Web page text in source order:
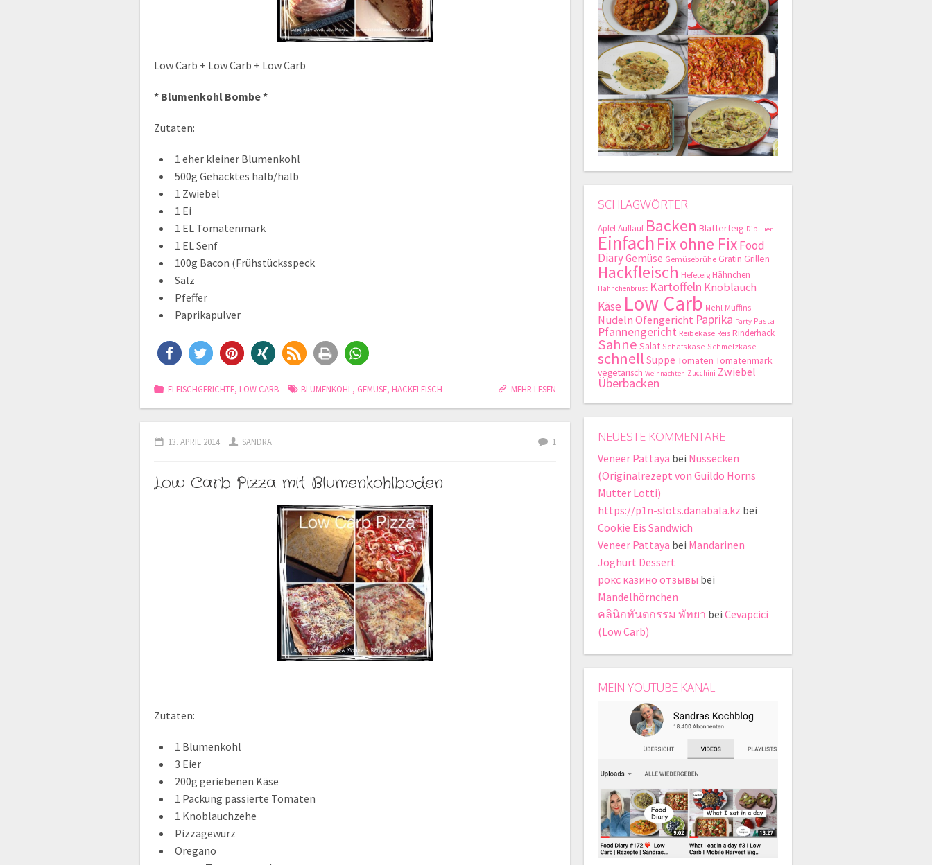
Low Carb + Low Carb + Low Carb
* Blumenkohl Bombe *
Zutaten:
1 eher kleiner Blumenkohl
500g Gehacktes halb/halb
1 Zwiebel
1 Ei
1 EL Tomatenmark
1 EL Senf
100g Bacon (Frühstücksspeck
Salz
Pfeffer
Paprikapulver
MEHR LESEN
FLEISCHGERICHTE, LOW CARB BLUMENKOHL , GEMÜSE, HACKFLEISCH
13. APRIL 2014 SANDRA 1
Low Carb Pizza mit Blumenkohlboden
Zutaten:
1 Blumenkohl
3 Eier
200g geriebenen Käse
1 Packung passierte Tomaten
1 Knoblauchzehe
Pizzagewürz
Oregano
SCHLAGWÖRTER
ApfelAuflauf Backen Blätterteig Dip Eier
Einfach Fix ohne FixFood
DiaryGemüse Gemüsebrühe Gratin Grillen
Hackfleisch Hefeteig Hähnchen
Hähnchenbrust Kartoffeln Knoblauch
Käse Low Carb Mehl Muffins
NudelnOfengericht Paprika Party Pasta
Pfannengericht Reibekäse Reis Rinderhack
Sahne Salat Schafskäse Schmelzkäse
schnell Suppe Tomaten Tomatenmark
vegetarisch Weihnachten Zucchini Zwiebel
Überbacken
NEUESTE KOMMENTARE
Veneer Pattaya bei Nussecken
(Originalrezept von Guildo Horns
Mutter Lotti)
https://p1n-slots.danabala.kz bei
Cookie Eis Sandwich
Veneer Pattaya bei Mandarinen
Joghurt Dessert
рокс казино отзывы bei
Mandelhörnchen
คลินิกทันตกรรม พัทยา bei Cevapcici
(Low Carb)
MEIN YOUTUBE KANAL